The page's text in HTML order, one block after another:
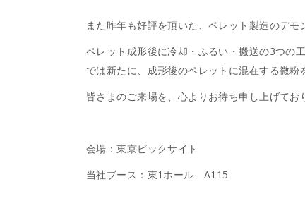
また昨年も好評を頂いた、ペレット製造のデモ
ペレット成形後に冷却・ふるい・搬送の3つの
では新たに、成形後のペレットに混在する微粉
皆さまのご来場を、心よりお待ち申し上げてお
会場：東京ビックサイト
当社ブース：東1ホール A115